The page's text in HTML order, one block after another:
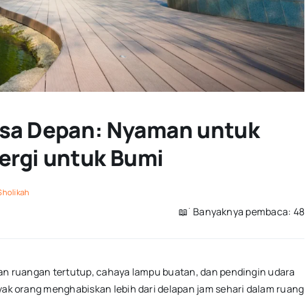
Depan: Nyaman untuk
untuk Bumi
📖 ࣪ Banyaknya pembaca: 48
ruangan tertutup, cahaya lampu buatan, dan pendingin udara
orang menghabiskan lebih dari delapan jam sehari dalam ruang